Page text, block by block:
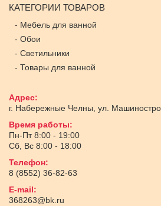
КАТЕГОРИИ ТОВАРОВ
- Мебель для ванной
- Обои
- Светильники
- Товары для ванной
Адрес:
г. Набережные Челны ул.
Время работы:
Пн-Пт 8:00 - 19:00
Сб, Вс 8:00 - 18:00
Телефон:
8 (8552) 36-82-63
E-mail:
368263@bk.ru